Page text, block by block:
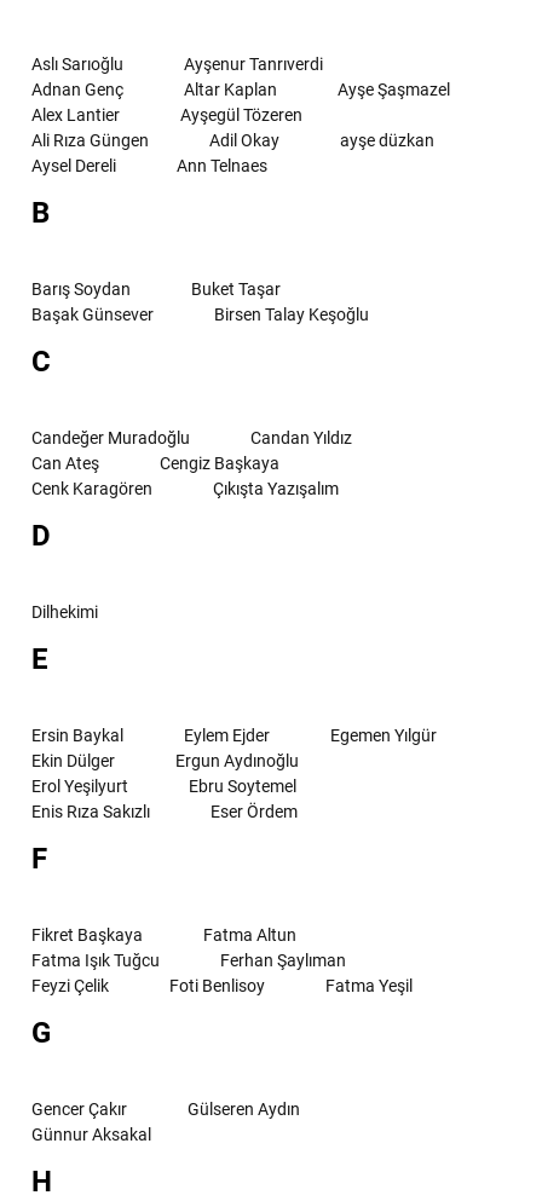
Aslı Sarıoğlu
Ayşenur Tanrıverdi
Adnan Genç
Altar Kaplan
Ayşe Şaşmazel
Alex Lantier
Ayşegül Tözeren
Ali Rıza Güngen
Adil Okay
ayşe düzkan
Aysel Dereli
Ann Telnaes
B
Barış Soydan
Buket Taşar
Başak Günsever
Birsen Talay Keşoğlu
C
Candeğer Muradoğlu
Candan Yıldız
Can Ateş
Cengiz Başkaya
Cenk Karagören
Çıkışta Yazışalım
D
Dilhekimi
E
Ersin Baykal Eylem Ejder
Egemen Yılgür
Ekin Dülger
Ergun Aydınoğlu
Erol Yeşilyurt
Ebru Soytemel
Enis Rıza Sakızlı
Eser Ördem
F
Fikret Başkaya
Fatma Altun
Fatma Işık Tuğcu
Ferhan Şaylıman
Feyzi Çelik
Foti Benlisoy Fatma Yeşil
G
Gencer Çakır
Gülseren Aydın
Günnur Aksakal
H